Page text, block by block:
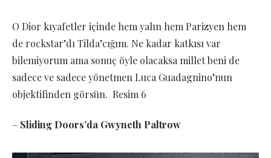
O Dior kıyafetler içinde hem yalın hem Parizyen hem
de rockstar’dı Tilda’cığım. Ne kadar katkısı var
bilemiyorum ama sonuç öyle olacaksa millet beni de
sadece ve sadece yönetmen Luca Guadagnino’nun
objektifinden görsün. Resim 6
– Sliding Doors’da Gwyneth Paltrow